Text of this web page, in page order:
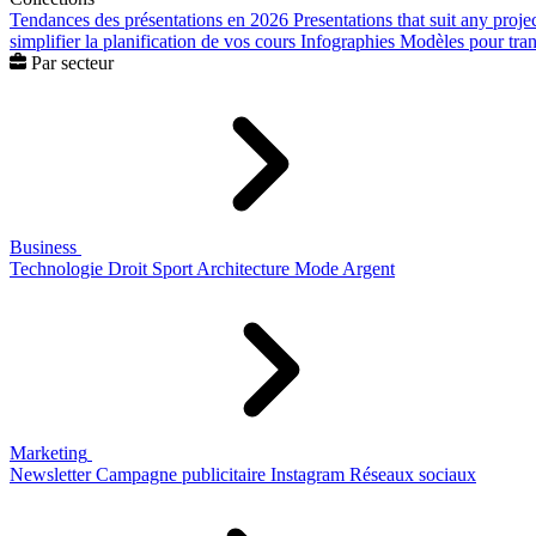
Tendances des présentations en 2026 Presentations that suit any
simplifier la planification de vos cours Infographies Modèles pour
Par secteur
Business
Technologie Droit Sport Architecture Mode Argent
Marketing
Newsletter Campagne publicitaire Instagram Réseaux sociaux